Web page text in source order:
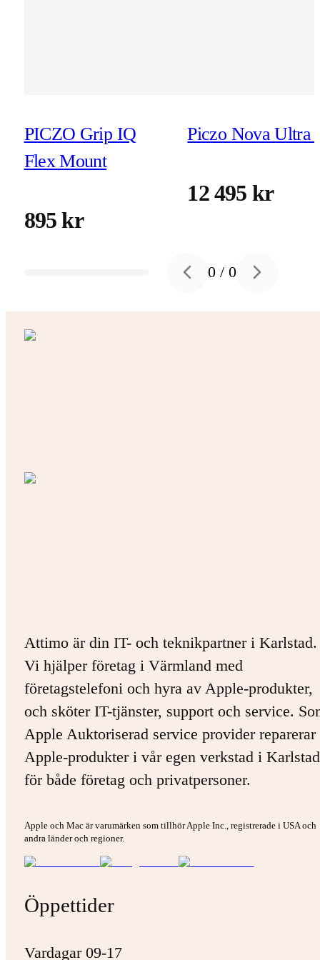
PICZO Grip IQ
Flex Mount
895 kr
Piczo Nova Ultra
12 495 kr
Previous slide
0 /0 Next slide
Attimo är din IT- och teknikpartner i Karlstad.
Vi hjälper företag i Värmland med
företagstelefoni och hyra av Apple-produkter,
och sköter IT-tjänster, support och service.
Apple Auktoriserad service provider
Apple-produkter i vår egen verkstad i
för både företag och privatpersoner.
Apple och Mac är varumärken som tillhör Apple Inc., registrerade i USA och
andra länder och regioner.
Öppettider
Vardagar 09-17